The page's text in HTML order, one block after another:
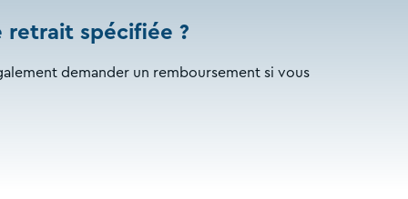
retrait spécifiée ?
demander un remboursement si vous